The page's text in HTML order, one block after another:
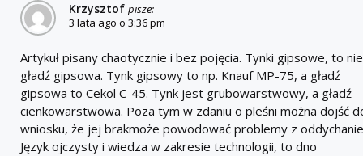
Krzysztof pisze:
3 lata ago o 3:36 pm
Artykuł pisany chaotycznie i bez pojęcia. Tynki gipsowe, to nie
gładź gipsowa. Tynk gipsowy to np. Knauf MP-75, a gładź
gipsowa to Cekol C-45. Tynk jest grubowarstwowy, a gładź
cienkowarstwowa. Poza tym w zdaniu o pleśni można dojść
wniosku, że jej brakmoże powodować problemy z
Język ojczysty i wiedza w zakresie technologii, to dno